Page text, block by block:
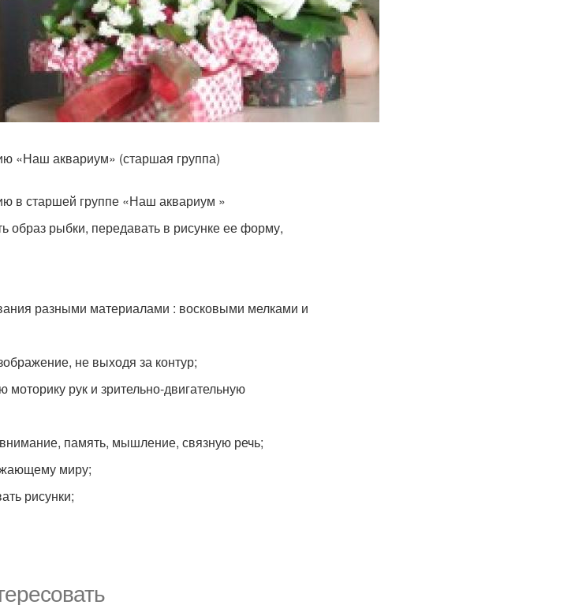
«Наш аквариум» (старшая группа)
в старшей группе «Наш аквариум »
образ рыбки, передавать в рисунке ее форму,
разными материалами : восковыми мелками и
не выходя за контур;
рук и зрительно-двигательную
память, мышление, связную речь;
миру;
рисунки;